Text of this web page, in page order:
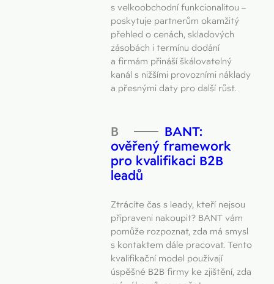
s velkoobchodní funkcionalitou –
poskytuje partnerům okamžitý
přehled o cenách, skladových
zásobách i termínu dodání
a firmám přináší škálovatelný
kanál s nižšími provozními náklady
a přesnými daty pro další růst.
BANT:
ověřený framework
pro kvalifikaci B2B
leadů
Ztrácíte čas s leady, kteří nejsou
připraveni nakoupit? BANT vám
pomůže rozpoznat, zda má smysl
s kontaktem dále pracovat. Tento
kvalifikační model používají
úspěšné B2B firmy ke zjištění, zda